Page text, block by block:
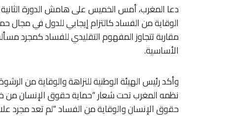
دعا المغرب، أمس الخميس على هامش الدورة
الوقاية من الفساد كالتزام إيجابي للدول في
مقاربة تتجاوز المفهوم التقليدي للفساد كمجرد
الأساسية.
وأكد رئيس الهيئة الوطنية للنزاهة والوقاية من
نظمه المغرب تحت شعار “حماية حقوق الإنسان من
حقوق الإنسان والوقاية من الفساد “لم تعد مجرد